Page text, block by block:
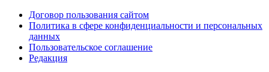
Договор пользования сайтом
Политика в сфере конфиденциальности и персональных
данных
Пользовательское соглашение
Редакция